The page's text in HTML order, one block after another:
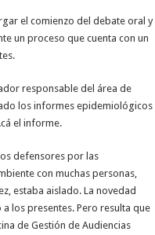
el comienzo del debate oral y
un proceso que cuenta con un
responsable del área de
los informes epidemiológicos
el informe.
defensores por las
con muchas personas,
estaba aislado. La novedad
los presentes. Pero resulta que
de Gestión de Audiencias